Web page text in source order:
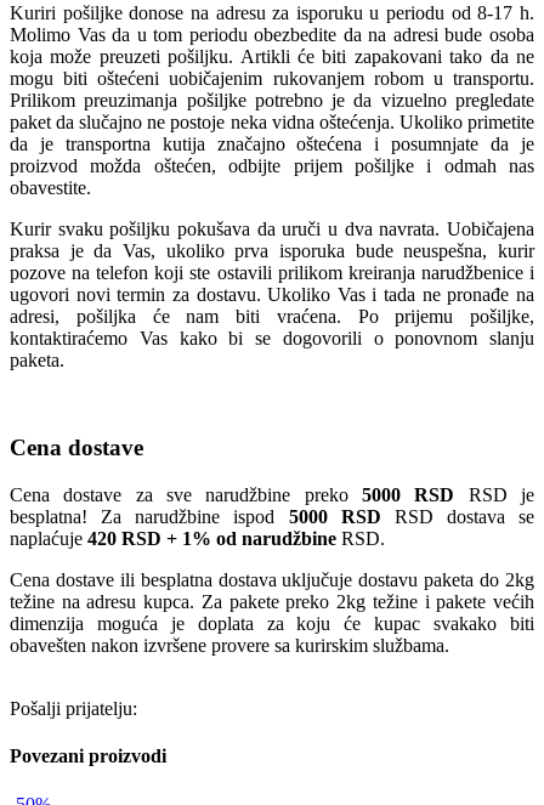
Kuriri pošiljke donose na adresu za isporuku u periodu od 8-17 h.
Molimo Vas da u tom periodu obezbedite da na adresi bude osoba
koja može preuzeti pošiljku. Artikli će biti zapakovani tako da ne
mogu biti oštećeni uobičajenim rukovanjem robom u transportu.
Prilikom preuzimanja pošiljke potrebno je da vizuelno pregledate
paket da slučajno ne postoje neka vidna oštećenja. Ukoliko primetite
da je transportna kutija značajno oštećena i posumnjate da je
proizvod možda oštećen, odbijte prijem pošiljke i odmah nas
obavestite.
Kurir svaku pošiljku pokušava da uruči u dva navrata. Uobičajena
praksa je da Vas, ukoliko prva isporuka bude neuspešna, kurir
pozove na telefon koji ste ostavili prilikom kreiranja narudžbenice i
ugovori novi termin za dostavu. Ukoliko Vas i tada ne pronađe na
adresi, pošiljka će nam biti vraćena. Po prijemu pošiljke,
kontaktiraćemo Vas kako bi se dogovorili o ponovnom slanju
paketa.
Cena dostave
Cena dostave za sve narudžbine preko 5000 RSD RSD je
besplatna! Za narudžbine ispod 5000 RSD RSD dostava se
naplaćuje 420 RSD + 1% od narudžbine RSD.
Cena dostave ili besplatna dostava uključuje dostavu paketa do 2kg
težine na adresu kupca. Za pakete preko 2kg težine i pakete većih
dimenzija moguća je doplata za koju će kupac svakako biti
obavešten nakon izvršene provere sa kurirskim službama.
Pošalji prijatelju:
Povezani proizvodi